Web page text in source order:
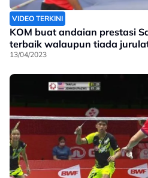
VIDEO TERKINI
KOM buat andaian prestasi
terbaik walaupun tiada
13/04/2023